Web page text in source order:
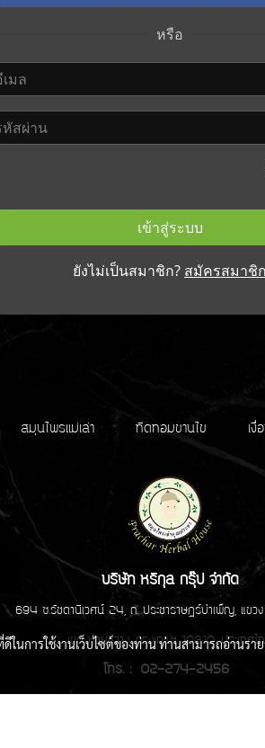
หรือ
เข้าสู่ระบบ
ยังไม่เป็นสมาชิก? สมัครสมาชิก
สมุนไพรแม่เล่า ทิดทอมขานไข เงื่
บริษัท หริกุล กรุ๊ป จำกัด
694 ซ.รัชดานิเวศน์ 24, ถ. ประชาราษฏร์บำเพ็ญ, แขว
เขต ห้วยขวาง, กรุงเทพฯ 10310, ประเทศไ
โทร. : 02-274-2456
นการใช้งานเว็บไซต์ของท่าน ท่านสามารถอ่านรา